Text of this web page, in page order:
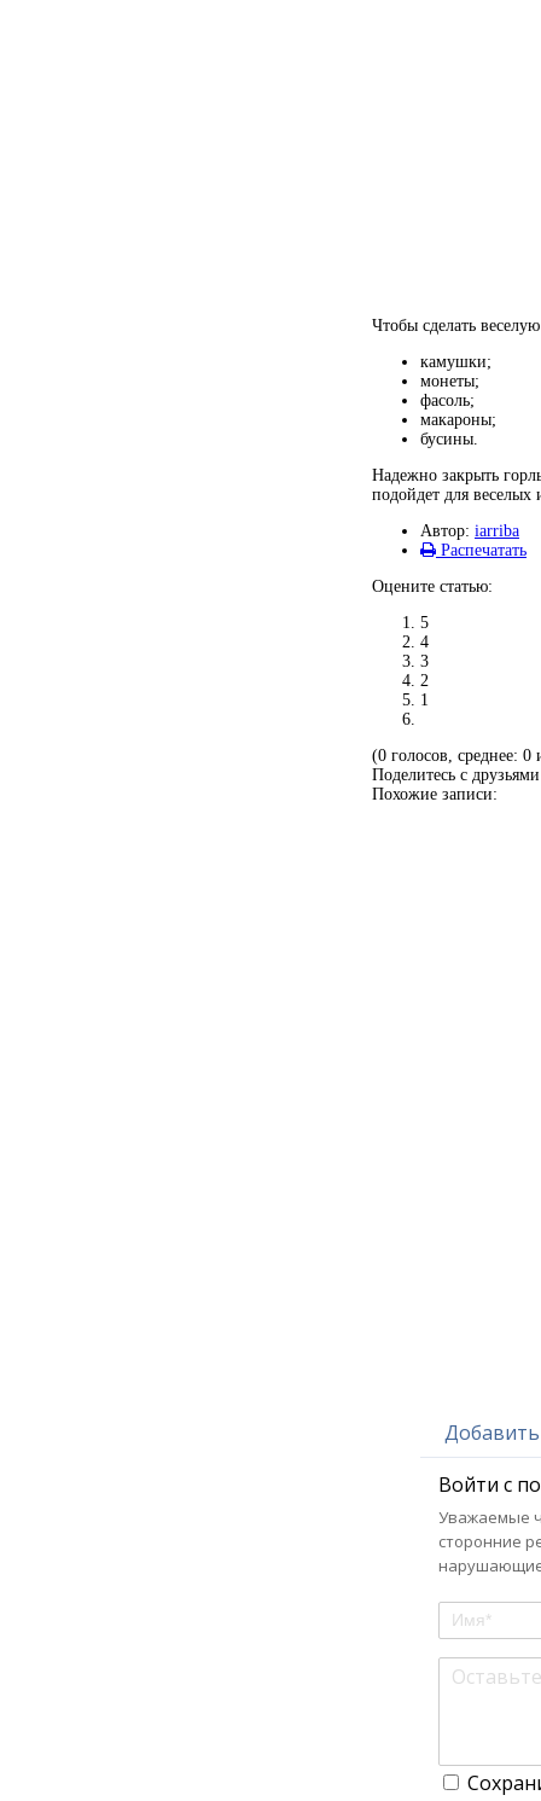
Чтобы сделать
камушки;
монеты;
фасоль;
макароны;
бусины.
Надежно закрыть
подойдет для веселых
Автор: iarriba
Распечатать
Оцените статью:
5
4
3
2
1
(0 голосов, среднее: 0
Поделитесь с
Похожие записи:
Войти с
Уважаемые
сторонние
нарушающие